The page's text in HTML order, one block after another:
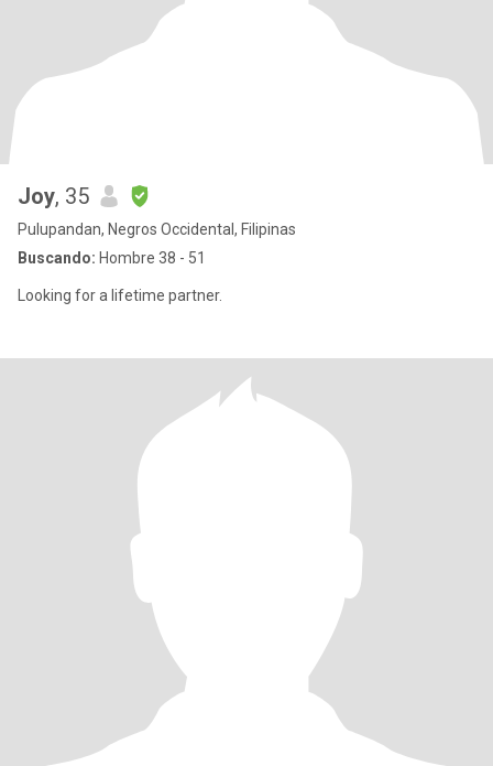
Joy, 35
Pulupandan, Negros Occidental, Filipinas
Buscando: Hombre 38 - 51
Looking for a lifetime partner.